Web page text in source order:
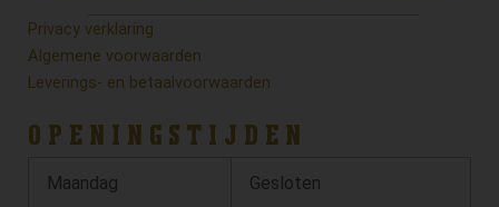
Privacy verklaring
Algemene voorwaarden
Leverings- en betaalvoorwaarden
OPENINGSTIJDEN
Maandag Gesloten